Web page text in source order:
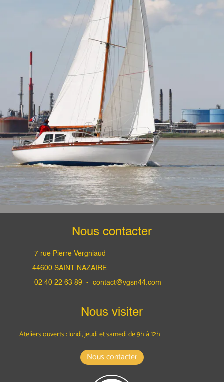
Nous contacter
7 rue Pierre Vergniaud
44600 SAINT NAZAIRE
02 40 22 63 89 - contact@vgsn44.com
Nous visiter
Ateliers ouverts : lundi, jeudi et samedide 9h à 12h
Nous contacter